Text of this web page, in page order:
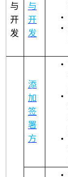
与
开
发
与
开
发
添
加
签
署
方